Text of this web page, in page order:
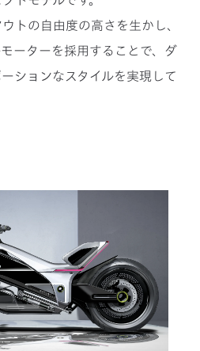
トの自由度の高さを生かし、
ーターを採用することで、ダ
ションなスタイルを実現して